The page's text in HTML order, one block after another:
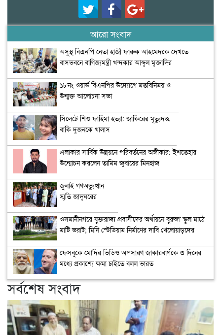
আরো সংবাদ
অসুস্থ বিএনপি নেতা হাজী ফারুক আহমেদকে দেখতে
বাসভবনে বাণিজ্যমন্ত্রী খন্দকার আব্দুল মুক্তাদির
১৮নং ওয়ার্ড বিএনপির উদ্যোগে মতবিনিময় ও
উন্মুক্ত আলোচনা সভা
সিলেটে শিশু ফাহিমা হত্যা: জাকিরের মৃত্যুদণ্ড,
বাকি দুজনকে খালাস
এলাকার সার্বিক উন্নয়নে পরিবর্তনের অঙ্গীকার: ইশতেহার
উন্মোচন করলেন তামিম জুবায়ের মিনহাজ
জুলাই গণঅভ্যুত্থান
স্মৃতি জাদুঘরের
ওসমানীনগরে যুক্তরাজ্য প্রবাসীদের অর্থায়নে বুরুঙ্গা স্কুল মাঠে
মাটি ভরাট; মিনি স্টেডিয়াম নির্মাণের দাবি খেলোয়াড়দের
ফেসবুকে মোদির ভিডিও অপসারণ জাকারবার্গকে ৩ দিনের
মধ্যে প্রকাশ্যে ক্ষমা চাইতে বলল ভারত
সর্বশেষ সংবাদ